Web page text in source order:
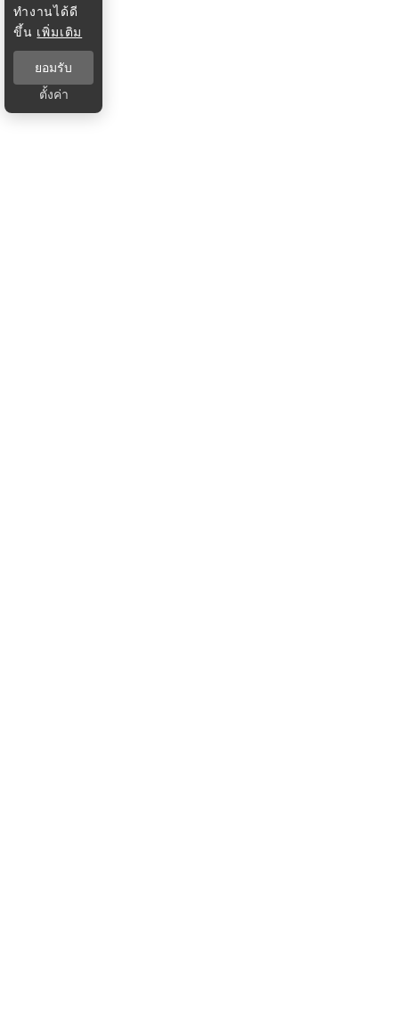
ทำงานได้ดี
ขึ้น เพิ่มเติม
ยอมรับ
ตั้งค่า